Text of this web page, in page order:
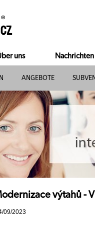
uns Nachrichten
ANGEBOTE
výtahů -
09/2023